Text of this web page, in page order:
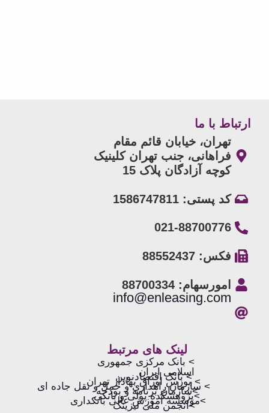
ارتباط با ما
تهران، خیابان قائم مقام
فراهانی، جنب تهران کلینیک
کوچه آزادگان پلاک 15
کد پستی: 1586747811
021-88700776
فکس: 88552437
امورسهام: 88700334
info@enleasing.com
لینک های مرتبط
> بانک مرکزی جمهوری
اسلامی ایران
> بانک اقتصادنوین
> بورس اوراق بهادار تهران
> سازمان راهداری و حمل و نقل جاده ای
>سازمان برنامه و بودجه
>پژوهشکده پولی و بانکی
>موسسه آموزش عالی بانکداری
>انجمن ملی لیزینگ